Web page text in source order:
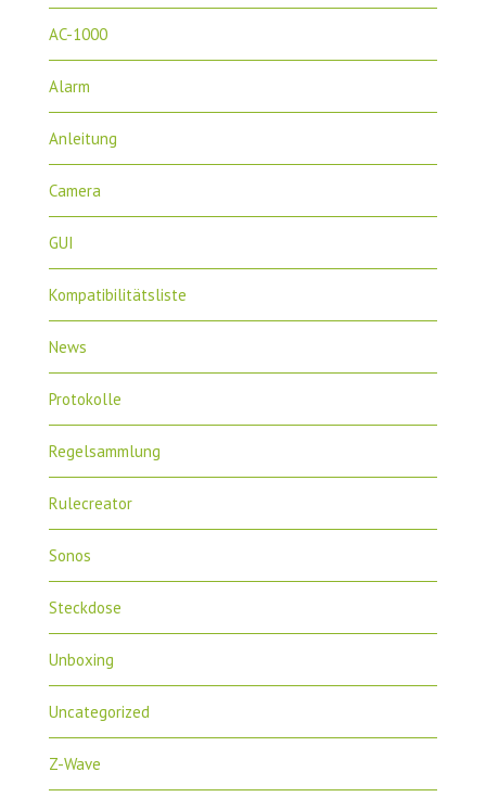
AC-1000
Alarm
Anleitung
Camera
GUI
Kompatibilitätsliste
News
Protokolle
Regelsammlung
Rulecreator
Sonos
Steckdose
Unboxing
Uncategorized
Z-Wave